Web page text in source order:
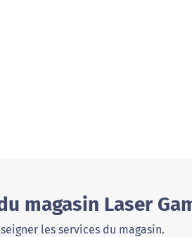
magasin Laser
les services du magasin.